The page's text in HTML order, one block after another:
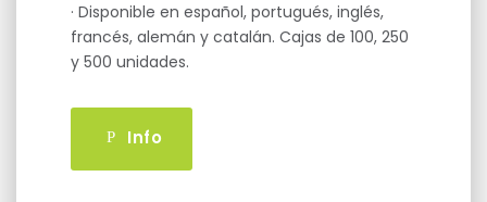
· Disponible en español, portugués, inglés,
francés, alemán y catalán. Cajas de 100, 250
y 500 unidades.
Info